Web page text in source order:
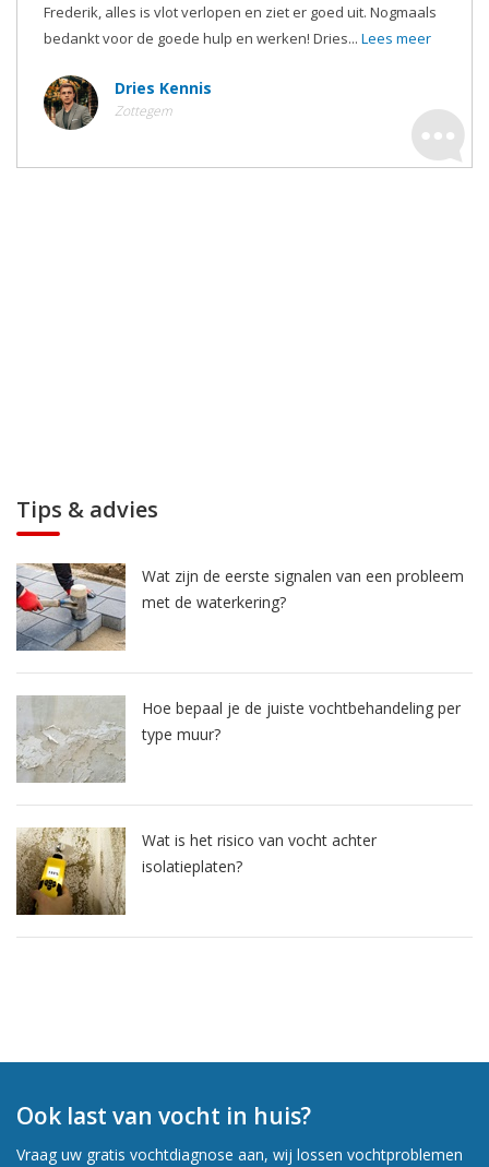
Frederik, alles is vlot verlopen en ziet er goed uit. Nogmaals
bedankt voor de goede hulp en werken! Dries... Lees meer
Dries Kennis
Zottegem
Tips & advies
Wat zijn de eerste signalen van een probleem
met de waterkering?
Hoe bepaal je de juiste vochtbehandeling per
type muur?
Wat is het risico van vocht achter
isolatieplaten?
Ook last van vocht in huis?
Vraag uw gratis vochtdiagnose aan, wij lossen vochtproblemen